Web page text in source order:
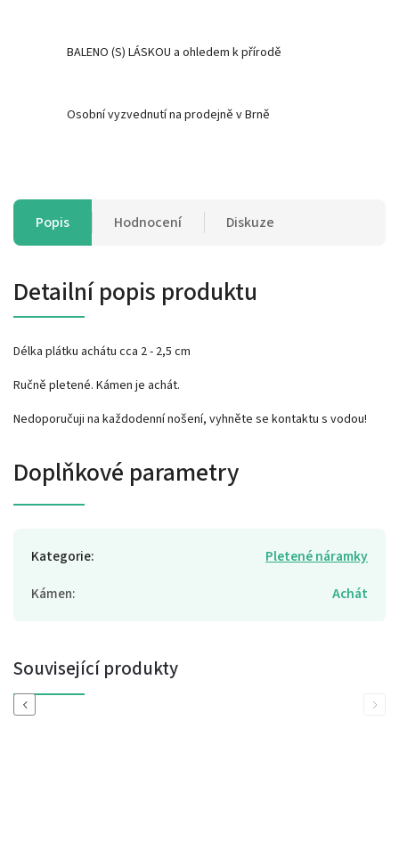
BALENO (S) LÁSKOU a ohledem k přírodě
Osobní vyzvednutí na prodejně v Brně
Popis Hodnocení Diskuze
Detailní popis produktu
Délka plátku achátu cca 2 - 2,5 cm
Ručně pletené. Kámen je achát.
Nedoporučuji na každodenní nošení, vyhněte se kontaktu s vodou!
Doplňkové parametry
Kategorie:
Pletené náramky
Kámen: Achát
Související produkty
Previous Next